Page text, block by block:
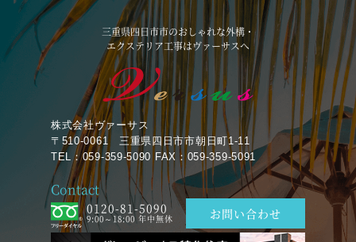
三重県四日市市のおしゃれな外構・
エクステリア工事はヴァーサスへ
株式会社ヴァーサス
〒510-0061 三重県四日市市朝日町1-11
TEL：059-359-5090 FAX：059-359-5091
Contact
0120-81-5090
9:00～18:00 年中無休 お問い合わせ